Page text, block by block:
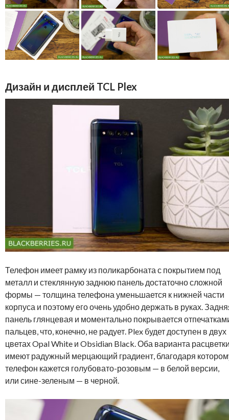
Дизайн и дисплей TCL Plex
Телефон имеет рамку из поликарбоната с покрытием под
металл и стеклянную заднюю панель достаточно сложной
формы — толщина телефона уменьшается к нижней части
корпуса и поэтому его очень удобно держать в руках.
панель глянцевая и моментально покрывается
пальцев, что, конечно, не радует. Plex будет доступен в двух
цветах Opal White и Obsidian Black. Оба варианта
имеют радужный мерцающий градиент, благодаря
телефон кажется голубовато-розовым — в белой версии,
или сине-зеленым — в черной.